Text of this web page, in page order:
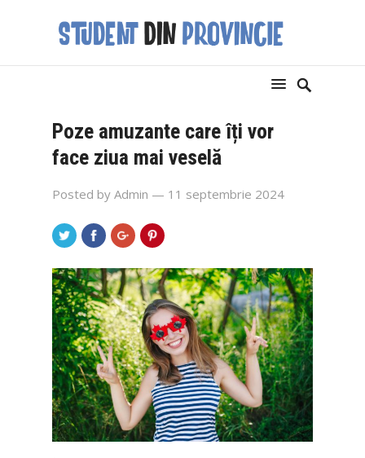
Poze amuzante care îți vor
face ziua mai veselă
Posted by Admin — 11 septembrie 2024